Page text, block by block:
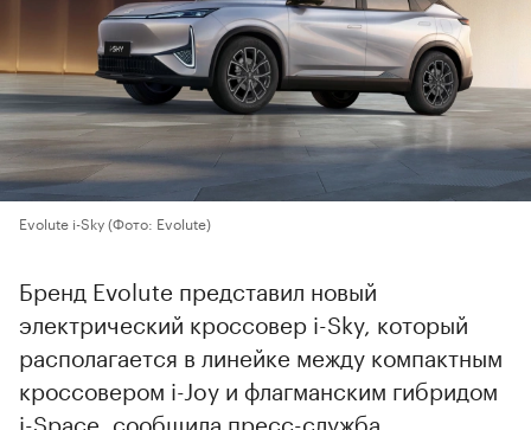
Evolute i-Sky(Фото: Evolute)
Бренд Evolute представил новый
электрический кроссовер i-Sky, который
располагается в линейке между компактным
кроссовером i-Joy и флагманским гибридом
i-Space, сообщила пресс-служба